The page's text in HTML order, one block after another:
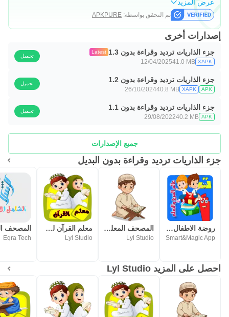
عرض المزيد
تم التحقق بواسطة: APKPURE
إصدارات أخرى
جزء الذاريات ترديد وقراءة بدون 1.3
Latest
XAPK
41.0 MB
12/04/2025
تحميل
جزء الذاريات ترديد وقراءة بدون 1.2
APK
XAPK
40.8 MB
26/10/2024
تحميل
جزء الذاريات ترديد وقراءة بدون 1.1
APK
40.2 MB
29/08/2022
تحميل
جميع الإصدارات
جزء الذاريات ترديد وقراءة بدون البديل
روضة الاطفال في المنزل
Smart&Magic App
المصحف المعلم للاطفال (جزء عم)
Lyl Studio
معلم القرآن للاطفال (بدون نت)
Lyl Studio
Eqra Tech
احصل على المزيد Lyl Studio